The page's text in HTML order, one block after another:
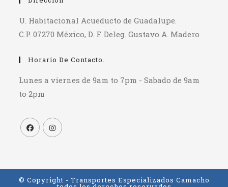
U. Habitacional Acueducto de Guadalupe.
C.P. 07270 México, D. F. Deleg. Gustavo A. Madero
Horario De Contacto.
Lunes a viernes de 9am to 7pm - Sabado de 9am
to 2pm
© Copyright - Transportes Especializados Camacho